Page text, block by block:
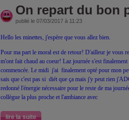
On repart du bon
publié le 07/03/2017 à 11:23
Hello les minettes, j'espère que vous allez bien.
Pour ma part le moral est de retour! D'ailleur je vous
m'ont fait chaud au coeur! Laz journée s'est
commencée. Le midi j'ai finalement opté pour mon
sais que c'est pas si diét que ça mais j'y peut rien
redonné l'énergie nécessaire pour le reste de ma
collègue la plus proche et l'ambiance avec
lire la suite